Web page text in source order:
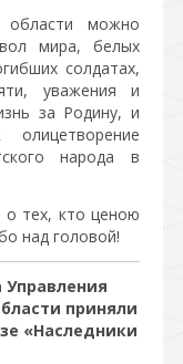
можно
мира, белых
солдатах,
уважения и
за Родину, и
народа в
тех, кто ценою
над головой!
приняли
«Наследники